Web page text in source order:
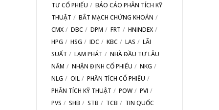
TƯ CỔ PHIẾU
BÁO CÁO PHÂN TÍCH KỸ
THUẬT
BẮT MẠCH CHỨNG KHOÁN
CMX
DBC DPM FRT
HNINDEX
HPG
HSG IDC KBC LAS
LÃI
SUẤT
LẠM PHÁT
NHÀ ĐẦU TƯ LÂU
NĂM
NHẬN ĐỊNH CỔ PHIẾU
NKG
NLG
OIL
PHÂN TÍCH CỔ PHIẾU
PHÂN TÍCH KỸ THUẬT
POW
PVI
PVS
SHB STB TCB
TIN QUỐC